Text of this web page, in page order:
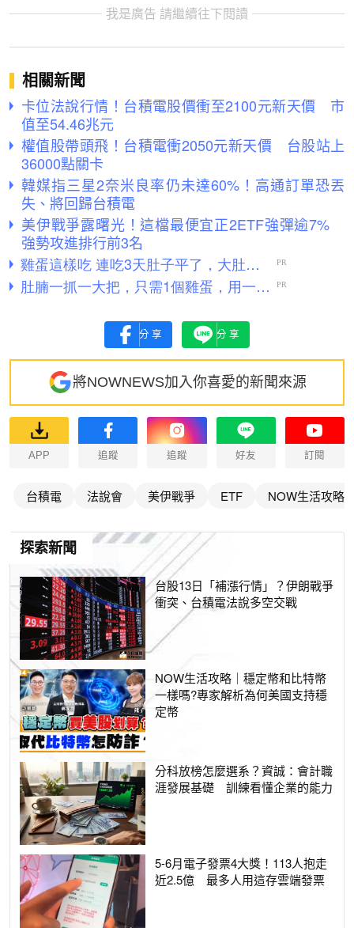
我是廣告 請繼續往下閱讀
相關新聞
卡位法說行情！台積電股價衝至2100元新天價 市
值至54.46兆元
權值股帶頭飛！台積電衝2050元新天價 台股站上
36000點關卡
韓媒指三星2奈米良率仍未達60%！高通訂單恐丟
失、將回歸台積電
美伊戰爭露曙光！這檔最便宜正2ETF強彈逾7%
強勢攻進排行前3名
分享 分享
將NOWNEWS加入你喜愛的新聞來源
APP 追蹤 追蹤 好友 訂閱
台積電 法說會 美伊戰爭 ETF NOW生活攻略
探索新聞
台股13日「補漲行情」？伊朗戰爭
衝突、台積電法說多空交戰
NOW生活攻略｜穩定幣和比特幣
一樣嗎?專家解析為何美國支持穩
定幣
分科放榜怎麼選系？資誠：會計職
涯發展基礎 訓練看懂企業的能力
5-6月電子發票4大獎！113人抱走
近2.5億 最多人用這存雲端發票